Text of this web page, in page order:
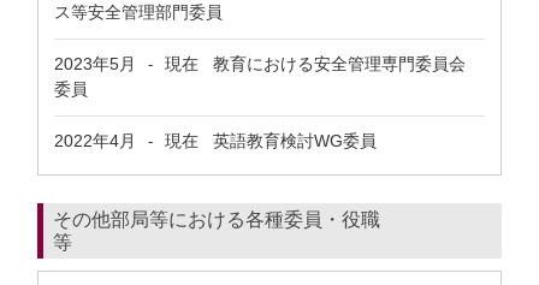
ス等安全管理部門委員
2023年5月 - 現在 教育における安全管理専門委員会
委員
2022年4月 - 現在 英語教育検討WG委員
その他部局等における各種委員・役職
等